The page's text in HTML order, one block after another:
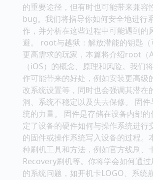
的重要途径，但有时也可能带来兼容
bug。我们将指导你如何安全地进行
作，并分析在这些过程中可能遇到的
避。 root与越狱：解放潜能的钥匙
更高需求的玩家，本篇将介绍root（
（iOS）的概念、原理和风险。我们
作可能带来的好处，例如安装更高级
改系统设置等，同时也会强调其潜在
洞、系统不稳定以及失去保修。 固
统的力量。 固件是存储在设备内部
定了设备的硬件如何与操作系统进行
的固件或操作系统写入设备的过程。
种刷机工具和方法，例如官方线刷、
Recovery刷机等。你将学会如何通
的系统问题，如开机卡LOGO、系统